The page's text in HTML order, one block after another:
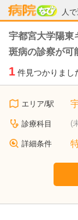
人
病院
宇都宮大学陽東
斑病の診察が可
1 件見つかりまし
エリア/駅
診療科目 (
詳細条件